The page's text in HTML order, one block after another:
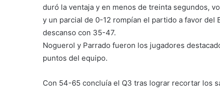
duró la ventaja y en menos de treinta segundos,
y un parcial de 0-12 rompían el partido a favor del
descanso con 35-47.
Noguerol y Parrado fueron los jugadores
puntos del equipo.
Con 54-65 concluía el Q3 tras lograr recortar los